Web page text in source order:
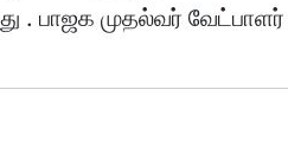
. பாஜக முதல்வர் வேட்பாளர்